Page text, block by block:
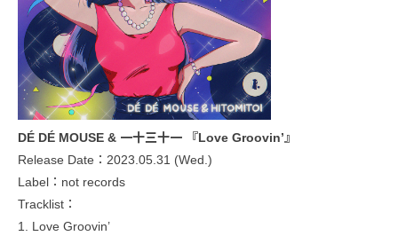
DÉ DÉ MOUSE & 一十三十一 『Love Groovin’』
Release Date：2023.05.31 (Wed.)
Label：not records
Tracklist：
1. Love Groovin’